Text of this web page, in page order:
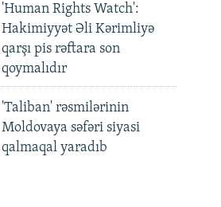
'Human Rights Watch':
Hakimiyyət Əli Kərimliyə
qarşı pis rəftara son
qoymalıdır
'Taliban' rəsmilərinin
Moldovaya səfəri siyasi
qalmaqal yaradıb